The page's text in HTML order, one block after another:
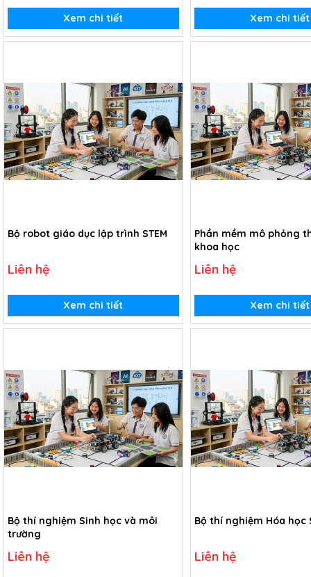
Xem chi tiết Xem chi tiết
Bộ robot giáo dục lập trình STEM
Liên hệ
Xem chi tiết
Phần mềm mô phỏng
khoa học
Liên hệ
Xem chi tiết
Bộ thí nghiệm Sinh học và môi
trường
Liên hệ
Bộ thí nghiệm Hóa học
Liên hệ